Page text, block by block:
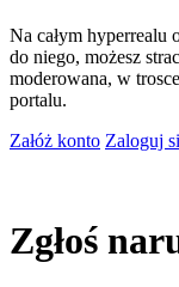
Na całym hyperrealu
do niego, możesz
moderowana, w
portalu.
Załóż konto Zaloguj
Zgłoś